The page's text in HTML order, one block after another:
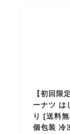
【初回限
ーナツ は
り [送料
個包装 冷